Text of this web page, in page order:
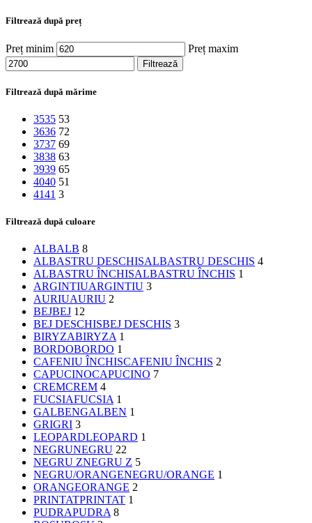
Filtrează după preț
Preț minim Preț maxim
Filtrează
Filtrează după mărime
3535 53
3636 72
3737 69
3838 63
3939 65
4040 51
4141 3
Filtrează după culoare
ALBALB 8
ALBASTRU DESCHISALBASTRU DESCHIS 4
ALBASTRU ÎNCHISALBASTRU ÎNCHIS 1
ARGINTIUARGINTIU 3
AURIUAURIU 2
BEJBEJ 12
BEJ DESCHISBEJ DESCHIS 3
BIRYZABIRYZA 1
BORDOBORDO 1
CAFENIU ÎNCHISCAFENIU ÎNCHIS 2
CAPUCINOCAPUCINO 7
CREMCREM 4
FUCSIAFUCSIA 1
GALBENGALBEN 1
GRIGRI 3
LEOPARDLEOPARD 1
NEGRUNEGRU 22
NEGRU ZNEGRU Z 5
NEGRU/ORANGENEGRU/ORANGE 1
ORANGEORANGE 2
PRINTATPRINTAT 1
PUDRAPUDRA 8